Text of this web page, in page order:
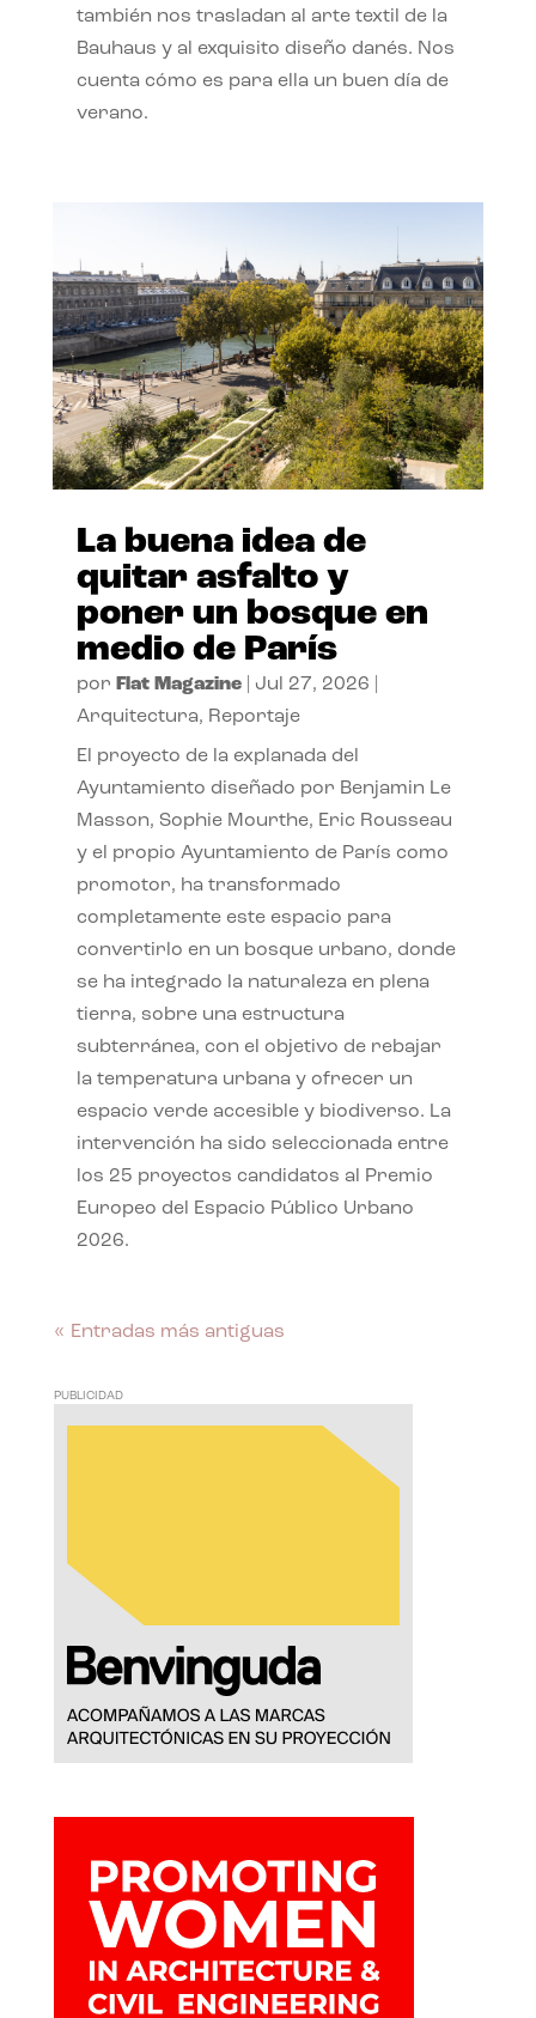
también nos trasladan al arte textil de la
Bauhaus y al exquisito diseño danés. Nos
cuenta cómo es para ella un buen día de
verano.
La buena idea de
quitar asfalto y
poner un bosque en
medio de París
por Flat Magazine| Jul 27, 2026
Arquitectura, Reportaje
El proyecto de la explanada del
Ayuntamiento diseñado por Benjamin Le
Masson, Sophie Mourthe, Eric Rousseau
y el propio Ayuntamiento de París como
promotor, ha transformado
completamente este espacio para
convertirlo en un bosque urbano, donde
se ha integrado la naturaleza en plena
tierra, sobre una estructura
subterránea, con el objetivo de rebajar
la temperatura urbana y ofrecer un
espacio verde accesible y biodiverso. La
intervención ha sido seleccionada entre
los 25 proyectos candidatos al Premio
Europeo del Espacio Público Urbano
2026.
« Entradas más antiguas
PUBLICIDAD